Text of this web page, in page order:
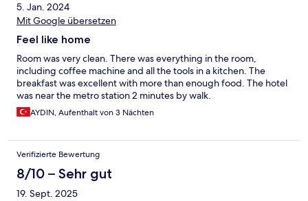
5. Jan. 2024
Mit Google übersetzen
Feel like home
Room was very clean. There was everything in the room,
including coffee machine and all the tools in a kitchen. The
breakfast was excellent with more than enough food. The hotel
was near the metro station 2 minutes by walk.
AYDIN, Aufenthalt von 3 Nächten
Verifizierte Bewertung
8/10 – Sehr gut
19. Sept. 2025